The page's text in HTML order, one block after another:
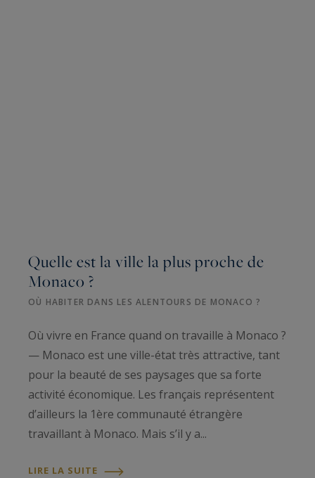
Quelle est la ville la plus proche de
Monaco ?
OÙ HABITER DANS LES ALENTOURS DE MONACO ?
Où vivre en France quand on travaille à Monaco ?
— Monaco est une ville-état très attractive, tant
pour la beauté de ses paysages que sa forte
activité économique. Les français représentent
d’ailleurs la 1ère communauté étrangère
travaillant à Monaco. Mais s’il y a...
LIRE LA SUITE